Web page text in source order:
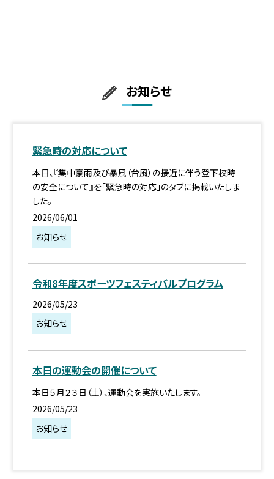
お知らせ
緊急時の対応について
本日、『集中豪雨及び暴風（台風）の接近に伴う登下校時
の安全について』を「緊急時の対応」のタブに掲載いたしま
した。
2026/06/01
お知らせ
令和8年度スポーツフェスティバルプログラム
2026/05/23
お知らせ
本日の運動会の開催について
本日５月２３日（土）、運動会を実施いたします。
2026/05/23
お知らせ